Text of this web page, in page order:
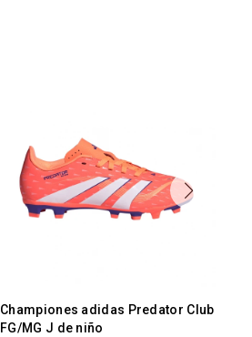
Championes adidas Predator Club
FG/MG J de niño